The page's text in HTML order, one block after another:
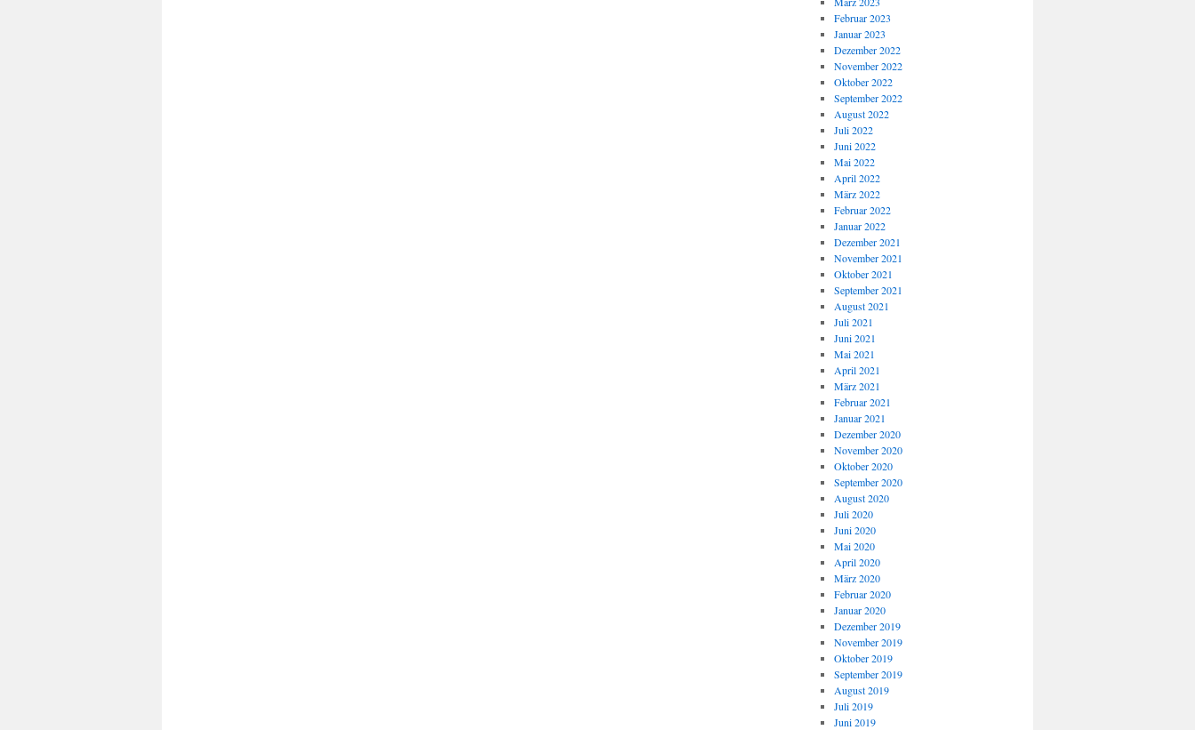
Februar 2023
Januar 2023
Dezember 2022
November 2022
Oktober 2022
September 2022
August 2022
Juli 2022
Juni 2022
Mai 2022
April 2022
März 2022
Februar 2022
Januar 2022
Dezember 2021
November 2021
Oktober 2021
September 2021
August 2021
Juli 2021
Juni 2021
Mai 2021
April 2021
März 2021
Februar 2021
Januar 2021
Dezember 2020
November 2020
Oktober 2020
September 2020
August 2020
Juli 2020
Juni 2020
Mai 2020
April 2020
März 2020
Februar 2020
Januar 2020
Dezember 2019
November 2019
Oktober 2019
September 2019
August 2019
Juli 2019
Juni 2019